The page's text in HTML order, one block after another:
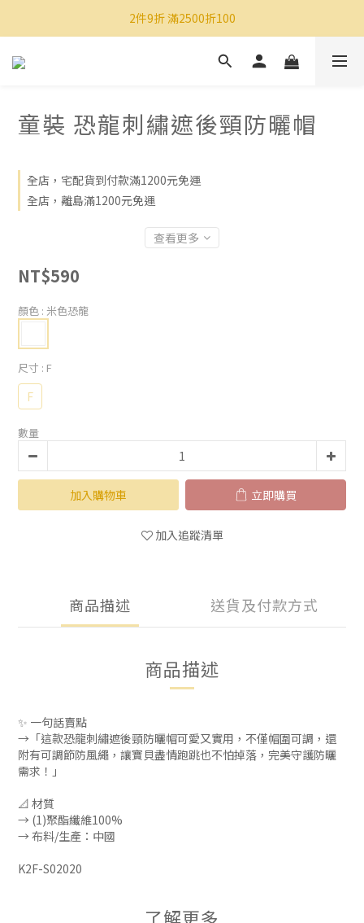
2件9折 滿2500折100
童裝 恐龍刺繡遮後頸防曬帽
全店，宅配貨到付款滿1200元免運
全店，離島滿1200元免運
查看更多
NT$590
顏色 : 米色恐龍
尺寸 : F
F
數量
加入購物車 立即購買
加入追蹤清單
商品描述 送貨及付款方式
商品描述
✨ 一句話賣點
→「這款恐龍刺繡遮後頸防曬帽可愛又實用，不僅帽圍可調，還
附有可調節防風繩，讓寶貝盡情跑跳也不怕掉落，完美守護防曬
需求！」
📐 材質
→ (1)聚酯纖維100%
→ 布料/生產：中國
K2F-S02020
了解更多